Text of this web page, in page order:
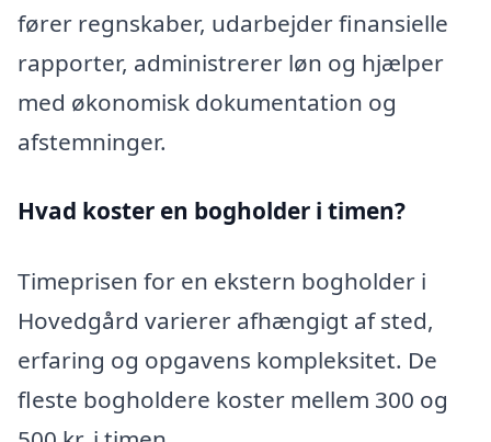
fører regnskaber, udarbejder finansielle
rapporter, administrerer løn og hjælper
med økonomisk dokumentation og
afstemninger.
Hvad koster en bogholder i timen?
Timeprisen for en ekstern bogholder i
Hovedgård varierer afhængigt af sted,
erfaring og opgavens kompleksitet. De
fleste bogholdere koster mellem 300 og